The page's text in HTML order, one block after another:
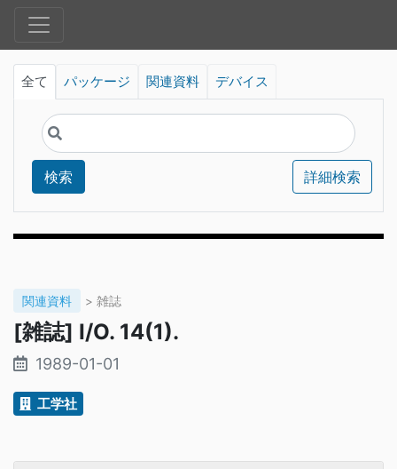
全て パッケージ 関連資料 デバイス
検索 詳細検索
関連資料 > 雑誌
[雑誌] I/O. 14(1).
1989-01-01
工学社